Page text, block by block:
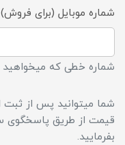
شماره موبایل (برای فروش)
شماره خطی که میخواهید
شما میتوانید پس از ثبت
قیمت از طریق پاسخگوی
بفرمایید.